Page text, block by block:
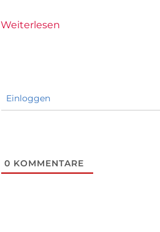
Weiterlesen
Einloggen
0 KOMMENTARE